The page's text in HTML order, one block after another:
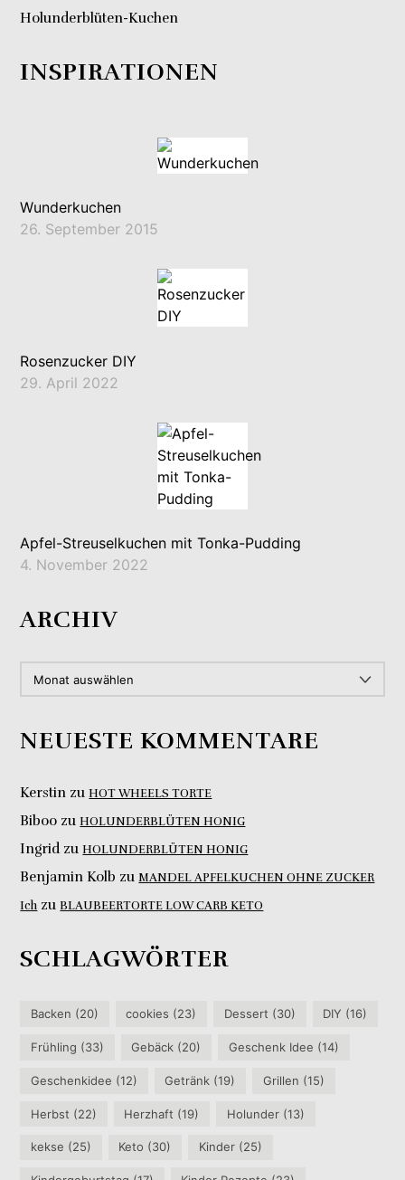
Holunderblüten-Kuchen
INSPIRATIONEN
Wunderkuchen
26. September 2015
Rosenzucker DIY
29. April 2022
Apfel-Streuselkuchen mit Tonka-Pudding
4. November 2022
ARCHIV
NEUESTE KOMMENTARE
Kerstin zuHOT WHEELS TORTE
Biboo zuHOLUNDERBLÜTEN HONIG
IngridzuHOLUNDERBLÜTEN HONIG
Benjamin Kolb zuMANDEL APFELKUCHEN OHNE ZUCKER
Ich zuBLAUBEERTORTE LOW CARB KETO
SCHLAGWÖRTER
Backen (20) cookies (23) Dessert (30) DIY (16)
Frühling (33) Gebäck (20) Geschenk Idee (14)
Geschenkidee (12) Getränk (19) Grillen (15)
Herbst (22) Herzhaft (19) Holunder(13)
kekse (25) Keto (30) Kinder(25)